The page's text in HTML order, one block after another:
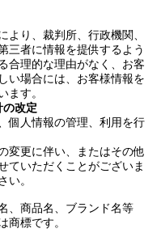
より、裁判所、行政機関、
三者に情報を提供するよう
合理的な理由がなく、お客
い場合には、お客様情報を
ます。
の改定
個人情報の管理、利用を行
変更に伴い、またはその他
ていただくことがございま
い。
、商品名、ブランド名等
商標です。